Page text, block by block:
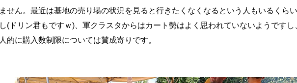
ません。最近は基地の売り場の状況を見ると行きたくなくなるという人もいるくら
し(ドリン君もですｗ)、軍クラスタからはカート勢はよく思われていないようですし
人的に購入数制限については賛成寄りです。